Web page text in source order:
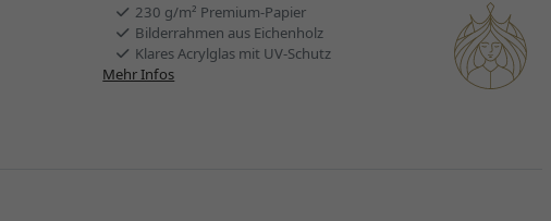
230 g/m² Premium-Papier
Bilderrahmen aus Eichenholz
Klares Acrylglas mit UV-Schutz
Mehr Infos